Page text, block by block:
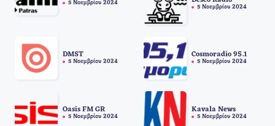
5 Νοεμβρίου 2024
5 Νοεμβρίου 2024
DMST
5 Νοεμβρίου 2024
Cosmoradio 95.1
5 Νοεμβρίου 2024
Oasis FM GR
5 Νοεμβρίου 2024
Kavala News
5 Νοεμβρίου 2024